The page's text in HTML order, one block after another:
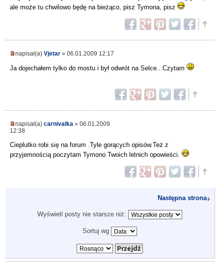
ale może tu chwilowo będę na bieżąco, pisz Tymona, pisz
napisał(a) Vjetar » 06.01.2009 12:17
Ja dojechałem tylko do mostu i był odwrót na Selce...Czytam
napisał(a) carnivalka » 06.01.2009
12:38
Cieplutko robi się na forum .Tyle gorących opisów.Też z
przyjemnością poczytam Tymono Twoich letnich opowieści.
Następna strona
Wyświetl posty nie starsze niż:
Sortuj wg